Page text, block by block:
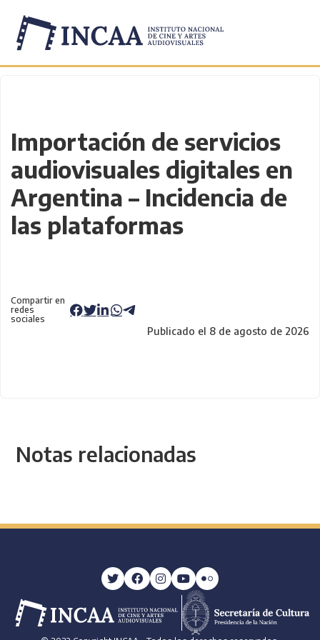
Importación de servicios
audiovisuales digitales en
Argentina – Incidencia de
las plataformas
Compartir en
redes
sociales
Publicado el 8 de agosto de 2026
Notas relacionadas